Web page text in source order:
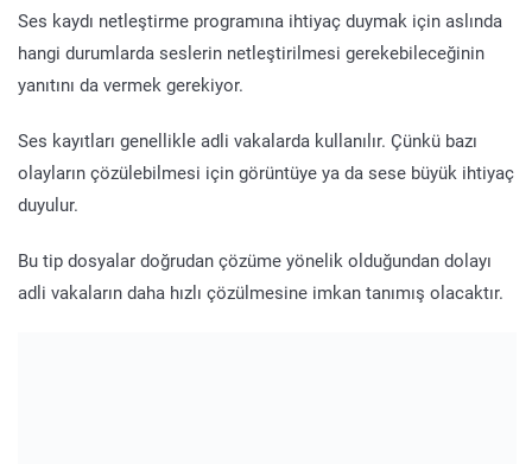
Ses kaydı netleştirme programına ihtiyaç duymak için aslında
hangi durumlarda seslerin netleştirilmesi gerekebileceğinin
yanıtını da vermek gerekiyor.
Ses kayıtları genellikle adli vakalarda kullanılır. Çünkü bazı
olayların çözülebilmesi için görüntüye ya da sese büyük ihtiyaç
duyulur.
Bu tip dosyalar doğrudan çözüme yönelik olduğundan dolayı
adli vakaların daha hızlı çözülmesine imkan tanımış olacaktır.